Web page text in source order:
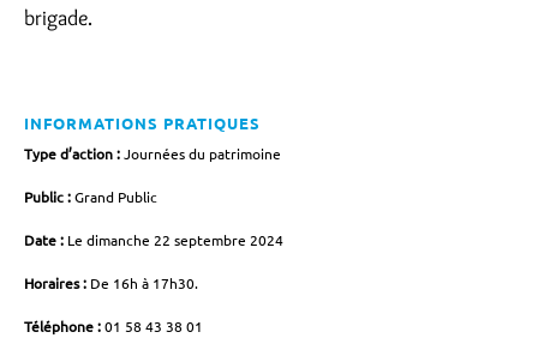
brigade.
INFORMATIONS PRATIQUES
Type d’action :Journées du patrimoine
Public :Grand Public
Date : Le dimanche 22 septembre 2024
Horaires : De 16h à 17h30.
Téléphone :01 58 43 38 01